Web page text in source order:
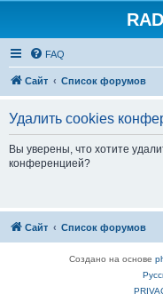
FAQ
Сайт Список форумов
Удалить cookies
Вы уверены, что хотите
конференцией?
Сайт Список форумов
Создано на основе